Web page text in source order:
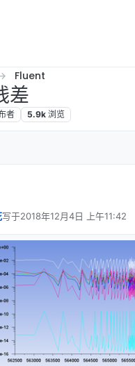
Fluent
差
者 5.9k 浏览
写于2018年12月4日 上午11:42
最后由 编辑